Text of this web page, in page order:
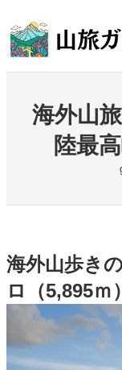
容
を
ス
キ
海外山
陸最
海外山歩き
ロ（5,895ｍ